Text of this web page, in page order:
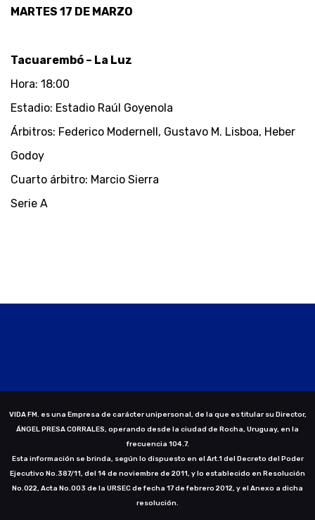
MARTES 17 DE MARZO
Tacuarembó – La Luz
Hora: 18:00
Estadio: Estadio Raúl Goyenola
Árbitros: Federico Modernell, Gustavo M. Lisboa, Heber
Godoy
Cuarto árbitro: Marcio Sierra
Serie A
VIDA FM. es una Empresa de carácter unipersonal, de la que es titular su Director,
ÁNGEL PRESA CORRALES, operando desde la ciudad de Rocha, Uruguay, en la
frecuencia 104.7.
Esta información se brinda, según lo dispuesto en el Art.1 del Decreto del Poder
Ejecutivo No.387/11, del 14 de noviembre de 2011, y lo establecido en Resolución
No.022, Acta No.003 de la URSEC de fecha 17 de febrero 2012, y el Anexo a dicha
resolución.